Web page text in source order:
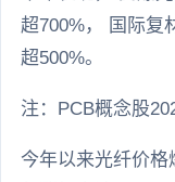
超700%， 国际复
超500%。
注：PCB概念股
今年以来光纤价